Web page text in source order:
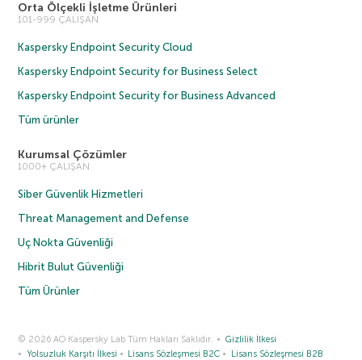
Orta Ölçekli İşletme Ürünleri
101-999 ÇALIŞAN
Kaspersky Endpoint Security Cloud
Kaspersky Endpoint Security for Business Select
Kaspersky Endpoint Security for Business Advanced
Tüm ürünler
Kurumsal Çözümler
1000+ ÇALIŞAN
Siber Güvenlik Hizmetleri
Threat Management and Defense
Uç Nokta Güvenliği
Hibrit Bulut Güvenliği
Tüm Ürünler
© 2026 AO Kaspersky Lab Tüm Hakları Saklıdır.
Gizlilik İlkesi
Yolsuzluk Karşıtı İlkesi
Lisans Sözleşmesi B2C Lisans Sözleşmesi B2B